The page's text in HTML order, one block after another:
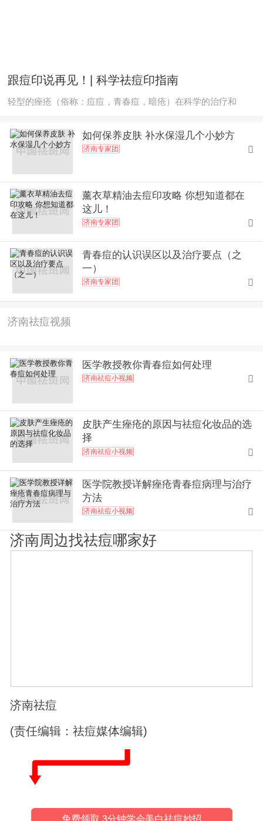
跟痘印说再见！| 科学祛痘印指南
轻型的痤疮（俗称：痘痘，青春痘，暗疮）在科学的治疗和
如何保养皮肤 补水保湿几个小妙方
济南专家团 
薰衣草精油去痘印攻略 你想知道都在
这儿！
济南专家团 
青春痘的认识误区以及治疗要点（之
一）
济南专家团 
济南祛痘视频
医学教授教你青春痘如何处理
济南祛痘小视频 
皮肤产生痤疮的原因与祛痘化妆品的选
择
济南祛痘小视频 
医学院教授详解痤疮青春痘病理与治疗
方法
济南祛痘小视频 
济南周边找祛痘哪家好
济南祛痘
(责任编辑：祛痘媒体编辑)